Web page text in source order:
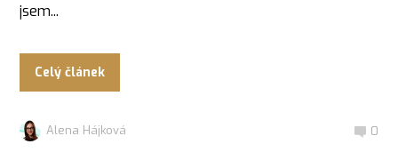
jsem...
Celý článek
Alena Hájková 0